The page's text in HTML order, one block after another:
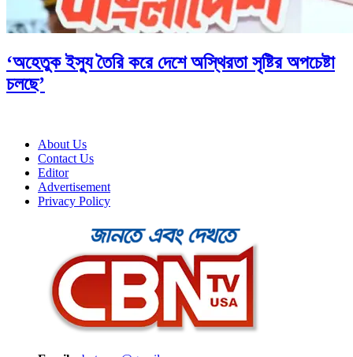
‘অহেতুক ইস্যু তৈরি করে দেশে অস্থিরতা সৃষ্টির অপচেষ্টা
চলছে’
About Us
Contact Us
Editor
Advertisement
Privacy Policy